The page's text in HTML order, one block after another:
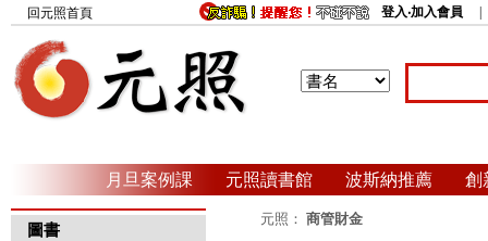
回元照首頁 登入‧加入會員
月旦案例課 元照讀書館 波斯納推薦 創
圖書
元照： 商管財金